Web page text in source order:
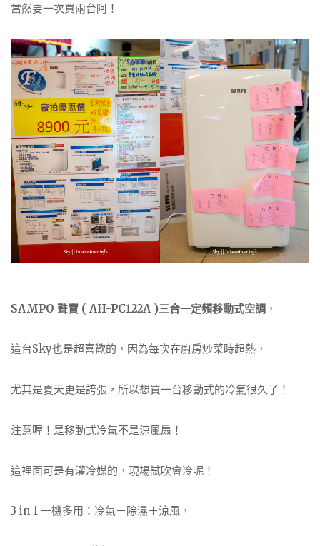
當然要一次買兩台阿！
SAMPO 聲寶 ( AH-PC122A )三合一定頻移動式空調 ，
這台Sky也是超喜歡的，因為每次在廚房炒菜時超熱，
尤其是夏天更是誇張，所以想買一台移動式的冷氣很久了！
注意喔！是移動式冷氣不是涼風扇！
這裡面可是有灌冷媒的，現場試吹會冷呢！
3 in 1 一機多用：冷氣＋除濕＋涼風，